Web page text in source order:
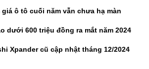
ô tô cuối năm vẫn chưa hạ màn
dưới 600 triệu đồng ra mắt năm 2024
Xpander cũ cập nhật tháng 12/2024